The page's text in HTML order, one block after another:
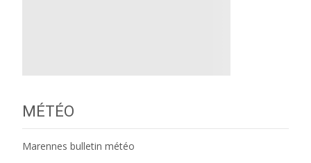
MÉTÉO
Marennes bulletin météo